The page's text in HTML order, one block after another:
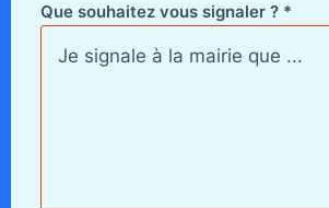
Que souhaitez vous signaler ? *